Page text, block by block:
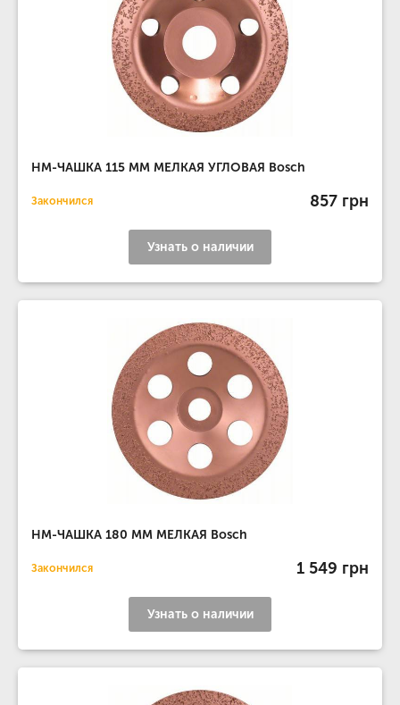
НМ-ЧАШКА 115 ММ МЕЛКАЯ УГЛОВАЯ Bosch
Закончился 857 грн
Узнать о наличии
НМ-ЧАШКА 180 ММ МЕЛКАЯ Bosch
Закончился 1 549 грн
Узнать о наличии